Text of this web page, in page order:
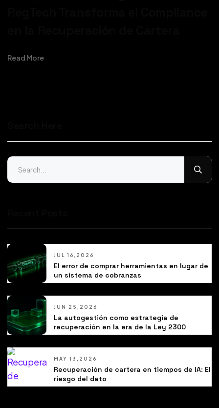
Read More
JUL 16,2026
El error de comprar herramientas en lugar de
un sistema de cobranzas
JUN 25,2026
La autogestión como estrategia de
recuperación en la era de la Ley 2300
MAY 13,2026
Recuperación de cartera en tiempos de IA: El
riesgo del dato